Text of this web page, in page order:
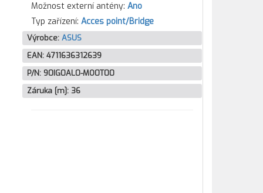
Možnost externí antény: Ano
Typ zařízení: Acces point/Bridge
Výrobce: ASUS
EAN: 4711636312639
P/N: 90IG0AL0-MO0T00
Záruka [m]: 36